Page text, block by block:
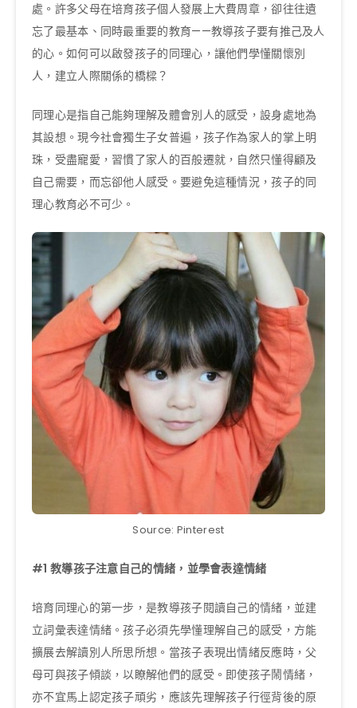
處。許多父母在培育孩子個人發展上大費周章，卻往往遺
忘了最基本、同時最重要的教育——教導孩子要有推己及人
的心。如何可以啟發孩子的同理心，讓他們學懂關懷別
人，建立人際關係的橋樑？
同理心是指自己能夠理解及體會別人的感受，設身處地為
其設想。現今社會獨生子女普遍，孩子作為家人的掌上明
珠，受盡寵愛，習慣了家人的百般遷就，自然只懂得顧及
自己需要，而忘卻他人感受。要避免這種情況，孩子的同
理心教育必不可少。
Source: Pinterest
#1 教導孩子注意自己的情緒，並學會表達情緒
培育同理心的第一步，是教導孩子閱讀自己的情緒，並建
立詞彙表達情緒。孩子必須先學懂理解自己的感受，方能
擴展去解讀別人所思所想。當孩子表現出情緒反應時，父
母可與孩子傾談，以瞭解他們的感受。即使孩子鬧情緒，
亦不宜馬上認定孩子頑劣，應該先理解孩子行徑背後的原